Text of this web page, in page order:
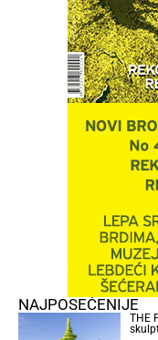
NAJPOSEĆENIJE
THE